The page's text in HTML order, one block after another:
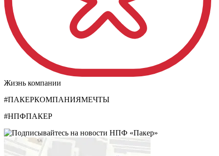
Жизнь компании
#ПАКЕРКОМПАНИЯМЕЧТЫ
#НПФПАКЕР